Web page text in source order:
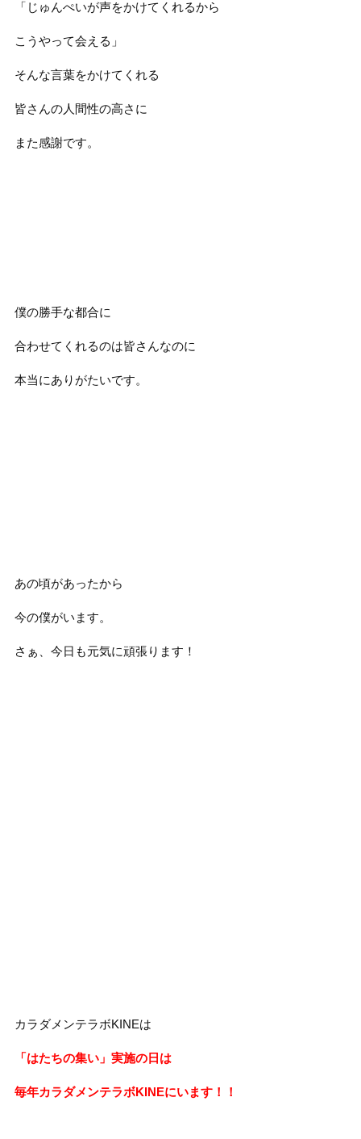
「じゅんぺいが声をかけてくれるから
こうやって会える」
そんな言葉をかけてくれる
皆さんの人間性の高さに
また感謝です。
僕の勝手な都合に
合わせてくれるのは皆さんなのに
本当にありがたいです。
あの頃があったから
今の僕がいます。
さぁ、今日も元気に頑張ります！
カラダメンテラボKINEは
「はたちの集い」実施の日は
毎年カラダメンテラボKINEにいます！！